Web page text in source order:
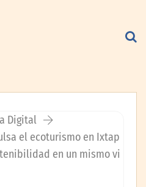
Digital
el ecoturismo en Ixtap
en un mismo vi